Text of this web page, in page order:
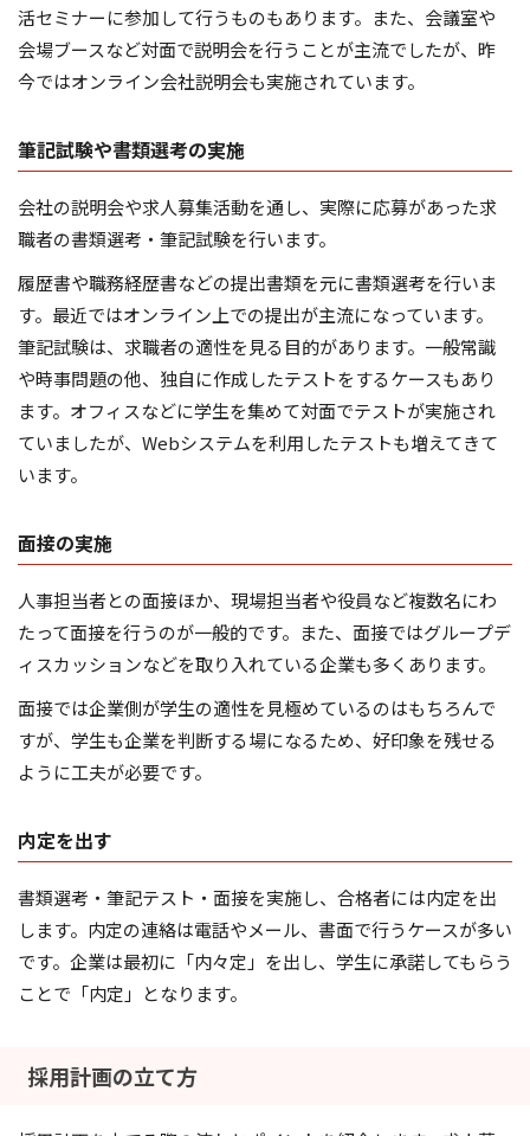
活セミナーに参加して行うものもあります。また、会議室や
会場ブースなど対面で説明会を行うことが主流でしたが、昨
今ではオンライン会社説明会も実施されています。
筆記試験や書類選考の実施
会社の説明会や求人募集活動を通し、実際に応募があった求
職者の書類選考・筆記試験を行います。
履歴書や職務経歴書などの提出書類を元に書類選考を行いま
す。最近ではオンライン上での提出が主流になっています。
筆記試験は、求職者の適性を見る目的があります。一般常識
や時事問題の他、独自に作成したテストをするケースもあり
ます。オフィスなどに学生を集めて対面でテストが実施され
ていましたが、Webシステムを利用したテストも増えてきて
います。
面接の実施
人事担当者との面接ほか、現場担当者や役員など複数名にわ
たって面接を行うのが一般的です。また、面接ではグループデ
ィスカッションなどを取り入れている企業も多くあります。
面接では企業側が学生の適性を見極めているのはもちろんで
すが、学生も企業を判断する場になるため、好印象を残せる
ように工夫が必要です。
内定を出す
書類選考・筆記テスト・面接を実施し、合格者には内定を出
します。内定の連絡は電話やメール、書面で行うケースが多い
です。企業は最初に「内々定」を出し、学生に承諾してもらう
ことで「内定」となります。
採用計画の立て方